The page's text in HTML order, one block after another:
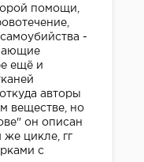
помощи,
-
ещё и
авторы
веществе, но
он описан
же цикле, гг
с